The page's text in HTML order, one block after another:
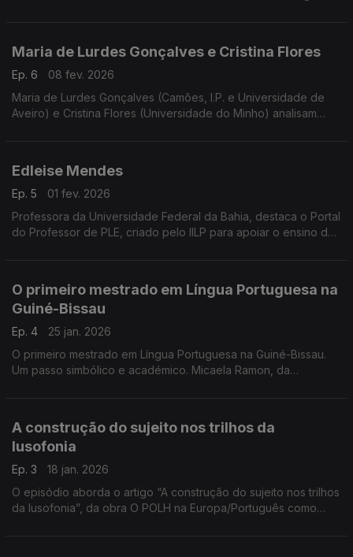
especificidades do desenvolvimento da competência oral
neste contexto.
Maria de Lurdes Gonçalves e Cristina Flores
Ep. 6
08 fev. 2026
Maria de Lurdes Gonçalves (Camões, I.P. e Universidade de
Aveiro) e Cristina Flores (Universidade do Minho) analisam
Edleise Mendes
Ep. 5
01 fev. 2026
Professora da Universidade Federal da Bahia, destaca o Portal
do Professor de PLE, criado pelo IILP para apoiar o ensino do
O primeiro mestrado em Língua Portuguesa na
Guiné-Bissau
Ep. 4
25 jan. 2026
O primeiro mestrado em Língua Portuguesa na Guiné-Bissau.
Um passo simbólico e académico. Micaela Ramon, da
A construção do sujeito nos trilhos da
lusofonia
Ep. 3
18 jan. 2026
O episódio aborda o artigo “A construção do sujeito nos trilhos
da lusofonia”, da obra O POLH na Europa/Português como